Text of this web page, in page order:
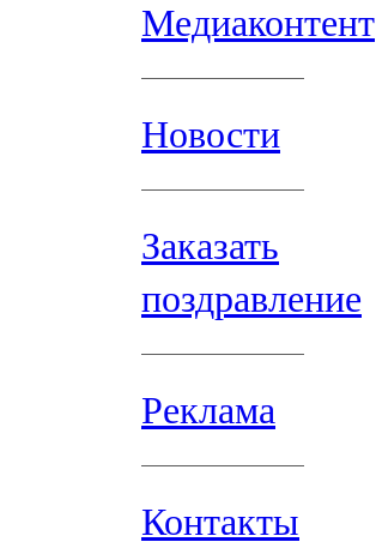
Медиаконтент
Новости
Заказать
поздравление
Реклама
Контакты